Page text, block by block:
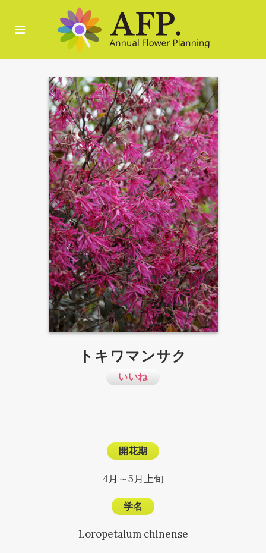
トキワマンサク
いいね
開花期
4月～5月上旬
学名
Loropetalum chinense